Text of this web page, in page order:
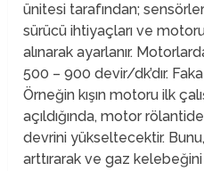
ünitesi tarafından;
sürücü ihtiyaçları ve
alınarak ayarlanır.
500 – 900 devir/dk’dır.
Örneğin kışın motoru ilk
açıldığında, motor
devrini yükseltecektir.
arttırarak ve gaz